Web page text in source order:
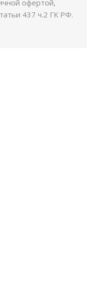
офертой,
437 ч.2 ГК РФ.